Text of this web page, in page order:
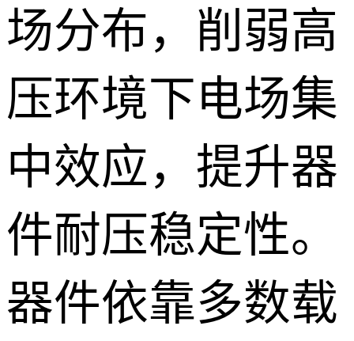
场分布，削弱高
压环境下电场集
中效应，提升器
件耐压稳定性。
器件依靠多数载